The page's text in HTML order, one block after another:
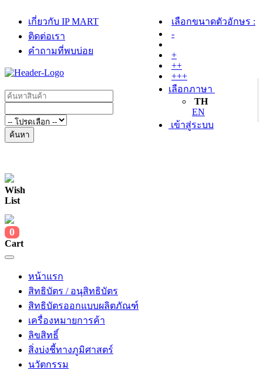
เกี่ยวกับ IP MART
ติดต่อเรา
คำถามที่พบบ่อย
เลือกขนาดตัวอักษร :
-
+
++
+++
เลือกภาษา
TH
EN
เข้าสู่ระบบ
ค้นหา
Wish
List
0
Cart
หน้าแรก
สิทธิบัตร / อนุสิทธิบัตร
สิทธิบัตรออกแบบผลิตภัณฑ์
เครื่องหมายการค้า
ลิขสิทธิ์
สิ่งบ่งชี้ทางภูมิศาสตร์
นวัตกรรม